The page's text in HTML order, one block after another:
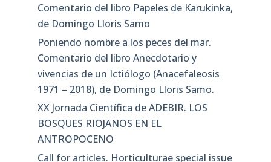
Comentario del libro Papeles de Karukinka,
de Domingo Lloris Samo
Poniendo nombre a los peces del mar.
Comentario del libro Anecdotario y
vivencias de un Ictiólogo (Anacefaleosis
1971 – 2018), de Domingo Lloris Samo.
XX Jornada Científica de ADEBIR. LOS
BOSQUES RIOJANOS EN EL
ANTROPOCENO
Call for articles. Horticulturae special issue